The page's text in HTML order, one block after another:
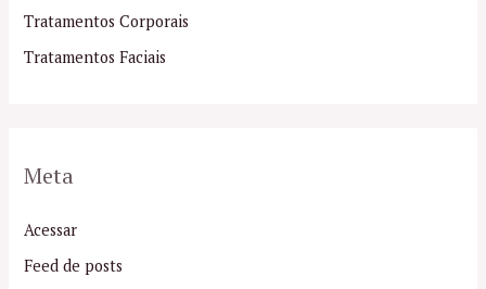
Tratamentos Corporais
Tratamentos Faciais
Meta
Acessar
Feed de posts